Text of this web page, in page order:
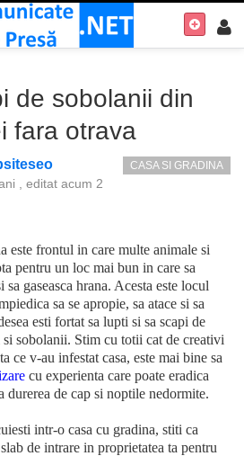
de sobolanii din
fara otrava
, editat acum 2
CASA SI GRADINA
este frontul in care multe animale si
pentru un loc mai bun in care sa
sa gaseasca hrana. Acesta este locul
sa se apropie, sa atace si sa
esti fortat sa lupti si sa scapi de
si sobolanii. Stim cu totii cat de creativi
ce v-au infestat casa, este mai bine sa
cu experienta care poate eradica
durerea de cap si noptile nedormite.
intr-o casa cu gradina, stiti ca
de intrare in proprietatea ta pentru